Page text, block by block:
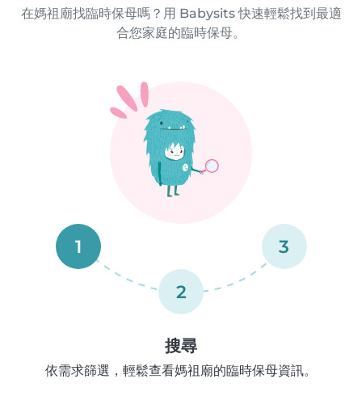
在媽祖廟找臨時保母嗎？用 Babysits 快速輕鬆找到最適
合您家庭的臨時保母。
1
2
3
搜尋
依需求篩選，輕鬆查看媽祖廟的臨時保母資訊。